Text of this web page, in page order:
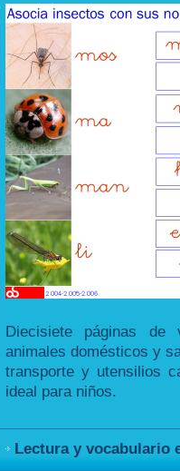
Diecisiete páginas
animales domésticos y
transporte y utensilios
ideal para niños.
Lectura y vocabulario